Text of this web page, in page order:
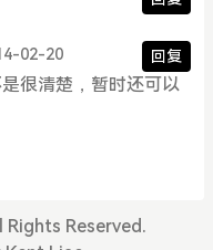
02-20 回复
很清楚，暂时还可以
Rights Reserved.